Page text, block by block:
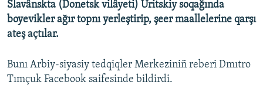
İNSAN AQLARI
VİDEO
BLOGLAR
FİKİR
Slavânskta (Donetsk vilâyeti) Uritskiy soqağında
boyevikler ağır topnı yerleştirip, şeer maallelerine qarşı
ateş açtılar.
Bunı Arbiy-siyasiy tedqiqler Merkeziniñ reberi Dmıtro
Tımçuk Facebook saifesinde bildirdi.